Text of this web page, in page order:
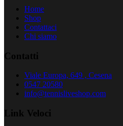
Home
Shop
Contattaci
Chi siamo
Contatti
Viale Europa, 649 , Cesena
0547 20580
info@tennisliveshop.com
Link Veloci